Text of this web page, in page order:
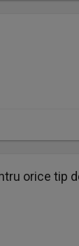
orice tip